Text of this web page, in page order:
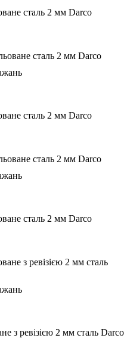
сталь 2 мм Darco
сталь 2 мм Darco
сталь 2 мм Darco
з ревізією 2 мм сталь Darco